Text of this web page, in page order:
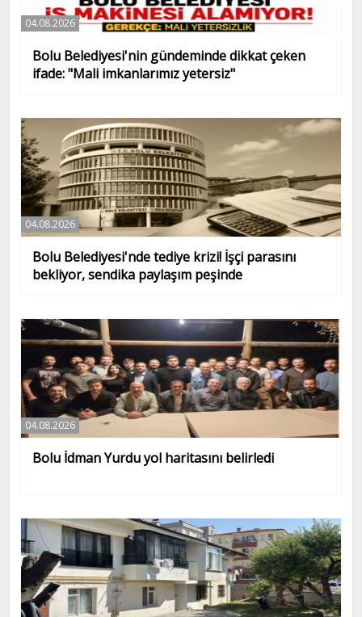
04.08.2026
Bolu Belediyesi'nin gündeminde dikkat çeken
ifade: "Mali imkanlarımız yetersiz"
04.08.2026
Bolu Belediyesi'nde tediye krizi! İşçi parasını
bekliyor, sendika paylaşım peşinde
04.08.2026
Bolu İdman Yurdu yol haritasını belirledi